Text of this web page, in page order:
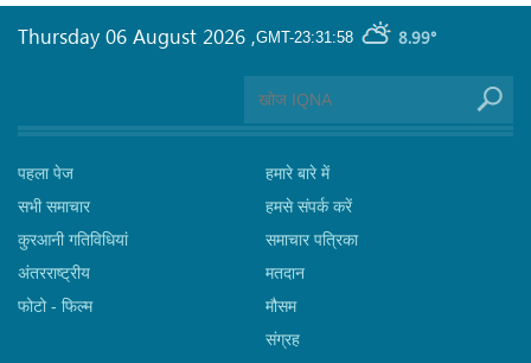
GMT-23:31:58 8.99°
Thursday 06 August 2026 ,
पहला पेज
सभी समाचार
कुरआनी गतिविधियां
अंतरराष्ट्रीय
फोटो - फिल्म
हमारे बारे में
हमसे संपर्क करें
समाचार पत्रिका
मतदान
मौसम
संग्रह